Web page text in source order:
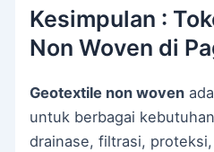
Kesimpulan :
Non Woven di
Geotextile non woven
untuk berbagai
drainase, filtrasi,